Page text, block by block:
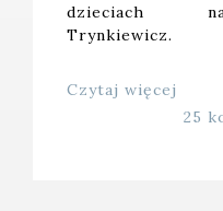
dzieciach
Trynkiewicz.
Czytaj więcej
25